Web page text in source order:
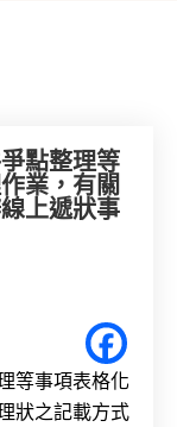
點整理等
業，有關
上遞狀事
等事項表格化
狀之記載方式